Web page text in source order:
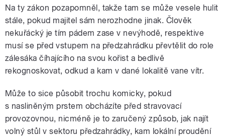
Na ty zákon pozapomněl, takže tam se může vesele hulit
stále, pokud majitel sám nerozhodne jinak. Člověk
nekuřácký je tím pádem zase v nevýhodě, respektive
musí se před vstupem na předzahrádku převtělit do role
zálesáka číhajícího na svou kořist a bedlivě
rekognoskovat, odkud a kam v dané lokalitě vane vítr.
Může to sice působit trochu komicky, pokud
s nasliněným prstem obcházíte před stravovací
provozovnou, nicméně je to zaručený způsob, jak najít
volný stůl v sektoru předzahrádky, kam lokální proudění